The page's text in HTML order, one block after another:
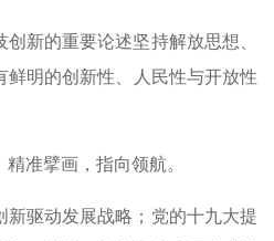
新的重要论述坚持解放思想、
鲜明的创新性、人民性与开放性
准擘画，指向领航。
新驱动发展战略；党的十九大提